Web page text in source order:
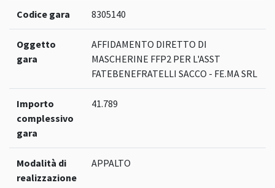
Codice gara 8305140
Oggetto
gara
AFFIDAMENTO DIRETTO DI
MASCHERINE FFP2 PER L'ASST
FATEBENEFRATELLI SACCO - FE.MA SRL
Importo
complessivo
gara
41.789
Modalità di
realizzazione
APPALTO